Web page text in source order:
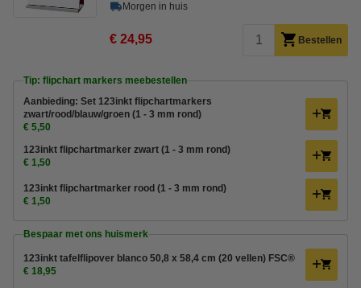
Morgen in huis
€ 24,95 Bestellen
Tip: flipchart markers meebestellen
Aanbieding: Set 123inkt flipchartmarkers
zwart/rood/blauw/groen (1 - 3 mm rond)
€ 5,50
123inkt flipchartmarker zwart (1 - 3 mm rond)
€ 1,50
123inkt flipchartmarker rood (1 - 3 mm rond)
€ 1,50
Bespaar met ons huismerk
123inkt tafelflipover blanco 50,8 x 58,4 cm (20 vellen) FSC®
€ 18,95